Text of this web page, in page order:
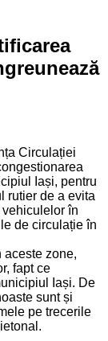
Circulației
Iași, pentru
rutier de a evita
în
de circulație în
aceste zone,
fapt ce
Iași. De
sunt și
pe trecerile